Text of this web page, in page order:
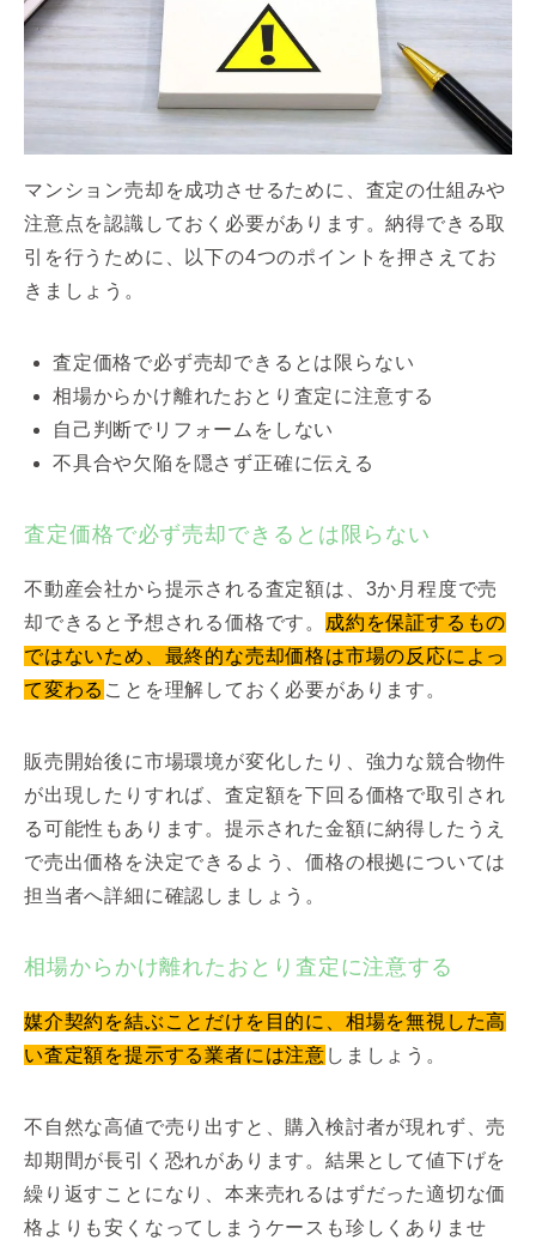
マンション売却を成功させるために、査定の仕組みや
注意点を認識しておく必要があります。納得できる取
引を行うために、以下の4つのポイントを押さえてお
きましょう。
査定価格で必ず売却できるとは限らない
相場からかけ離れたおとり査定に注意する
自己判断でリフォームをしない
不具合や欠陥を隠さず正確に伝える
査定価格で必ず売却できるとは限らない
不動産会社から提示される査定額は、3か月程度で売
却できると予想される価格です。
成約を保証するもの
ではないため、最終的な売却価格は市場の反応によっ
て変わる ことを理解しておく必要があります。
販売開始後に市場環境が変化したり、強力な競合物件
が出現したりすれば、査定額を下回る価格で取引され
る可能性もあります。提示された金額に納得したうえ
で売出価格を決定できるよう、価格の根拠については
担当者へ詳細に確認しましょう。
相場からかけ離れたおとり査定に注意する
媒介契約を結ぶことだけを目的に、相場を無視した高
い査定額を提示する業者には注意 しましょう。
不自然な高値で売り出すと、購入検討者が現れず、売
却期間が長引く恐れがあります。結果として値下げを
繰り返すことになり、本来売れるはずだった適切な価
格よりも安くなってしまうケースも珍しくありませ